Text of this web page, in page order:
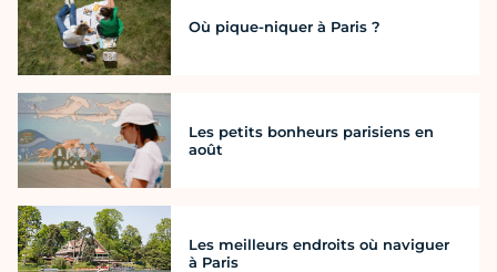
Où pique-niquer à Paris ?
Les petits bonheurs parisiens en
août
Les meilleurs endroits où naviguer
à Paris